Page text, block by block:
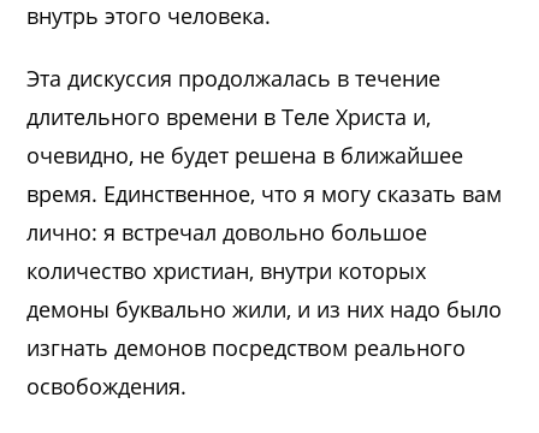
внутрь этого человека.
Эта дискуссия продолжалась в течение
длительного времени в Теле Христа и,
очевидно, не будет решена в ближайшее
время. Единственное, что я могу сказать вам
лично: я встречал довольно большое
количество христиан, внутри которых
демоны буквально жили, и из них надо было
изгнать демонов посредством реального
освобождения.